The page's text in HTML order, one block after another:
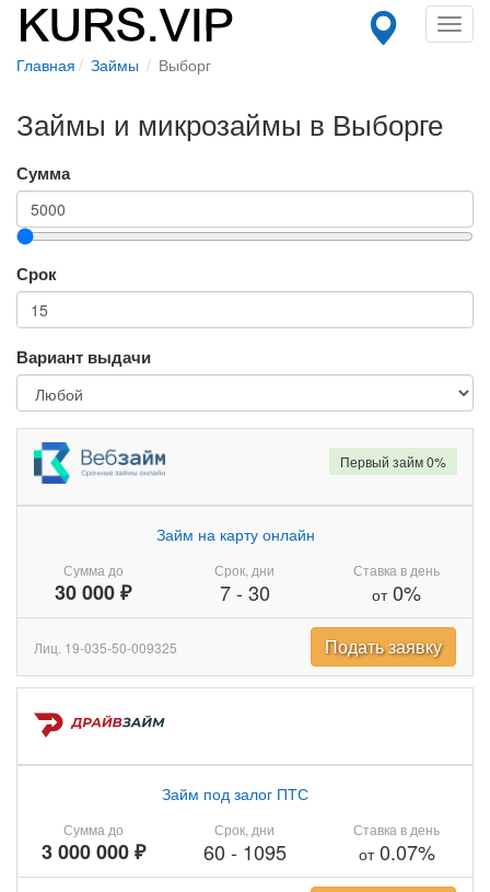
Главная Займы Выборг
Займы и микрозаймы в Выборге
Сумма
Срок
Вариант выдачи
Сумма до
30 000 ₽
Займ на карту онлайн
Срок, дни
7- 30
Ставка в день
от0%
Первый займ 0%
Лиц. 19-035-50-009325 Подать заявку
Сумма до
3 000 000 ₽
Займ под залог ПТС
Срок, дни
60 - 1095
Ставка в день
от0.07%